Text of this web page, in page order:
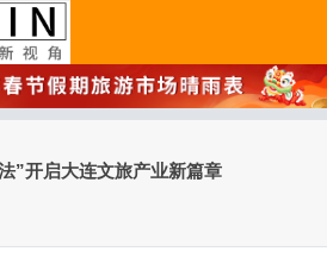
”开启大连文旅产业新篇章